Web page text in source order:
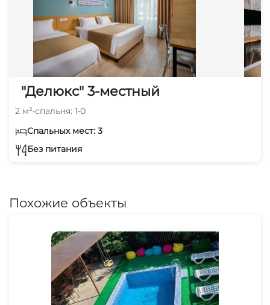
"Делюкс" 3-местный
2 м²•спальня: 1•0
Спальных мест: 3
Без питания
Похожие объекты